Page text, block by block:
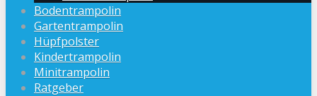
Bodentrampolin
Gartentrampolin
Hüpfpolster
Kindertrampolin
Minitrampolin
Ratgeber